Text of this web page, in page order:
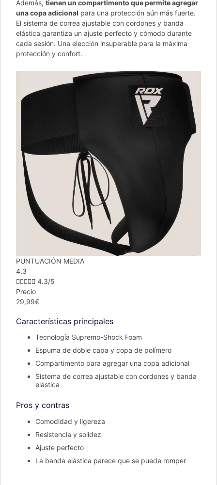
Además, tienen un compartimento que permite agregar
una copa adicional para una protección aún más fuerte.
El sistema de correa ajustable con cordones y banda
elástica garantiza un ajuste perfecto y cómodo durante
cada sesión. Una elección insuperable para la máxima
protección y confort.
PUNTUACIÓN MEDIA
4,3
 4.3/5
Precio
29,99€
Características principales
Tecnología Supremo-Shock Foam
Espuma de doble capa y copa de polímero
Compartimento para agregar una copa adicional
Sistema de correa ajustable con cordones y banda
elástica
Pros y contras
Comodidad y ligereza
Resistencia y solidez
Ajuste perfecto
La banda elástica parece que se puede romper